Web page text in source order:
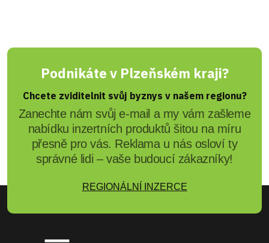
Podnikáte v Plzeňském kraji?
Chcete zviditelnit svůj byznys v našem regionu?
Zanechte nám svůj e-mail a my vám zašleme
nabídku inzertních produktů šitou na míru
přesně pro vás. Reklama u nás osloví ty
správné lidi – vaše budoucí zákazníky!
REGIONÁLNÍ INZERCE